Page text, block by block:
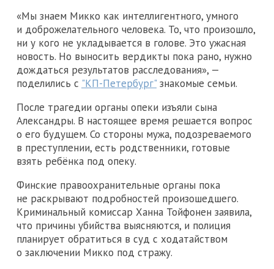
«Мы знаем Микко как интеллигентного, умного
и доброжелательного человека. То, что произошло,
ни у кого не укладывается в голове. Это ужасная
новость. Но выносить вердикты пока рано, нужно
дождаться результатов расследования», —
поделились с "КП-Петербург"знакомые семьи.
После трагедии органы опеки изъяли сына
Александры. В настоящее время решается вопрос
о его будущем. Со стороны мужа, подозреваемого
в преступлении, есть родственники, готовые
взять ребёнка под опеку.
Финские правоохранительные органы пока
не раскрывают подробностей произошедшего.
Криминальный комиссар Ханна Тойфонен заявила,
что причины убийства выясняются, и полиция
планирует обратиться в суд с ходатайством
о заключении Микко под стражу.